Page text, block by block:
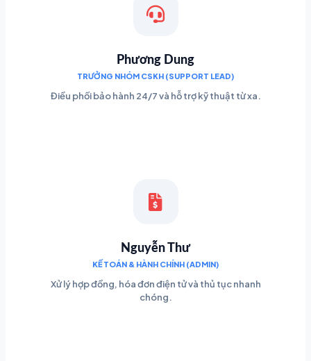
Phương Dung
TRƯỞNG NHÓM CSKH (SUPPORT LEAD)
Điều phối bảo hành 24/7 và hỗ trợ kỹ thuật từ xa.
Nguyễn Thư
KẾ TOÁN & HÀNH CHÍNH (ADMIN)
Xử lý hợp đồng, hóa đơn điện tử và thủ tục nhanh
chóng.